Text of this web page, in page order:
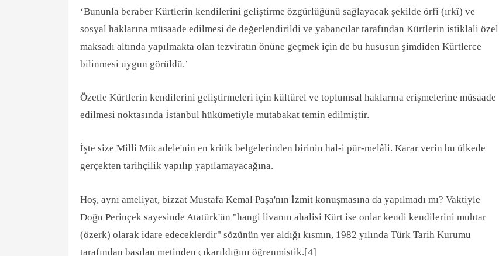
‘Bununla beraber Kürtlerin kendilerini geliştirme özgürlüğünü sağlayacak şekilde örfi (ırkî) ve
sosyal haklarına müsaade edilmesi de değerlendirildi ve yabancılar tarafından Kürtlerin istiklali özel
maksadı altında yapılmakta olan tezviratın önüne geçmek için de bu hususun şimdiden Kürtlerce
bilinmesi uygun görüldü.’
Özetle Kürtlerin kendilerini geliştirmeleri için kültürel ve toplumsal haklarına erişmelerine müsaade
edilmesi noktasında İstanbul hükümetiyle mutabakat temin edilmiştir.
İşte size Milli Mücadele'nin en kritik belgelerinden birinin hal-i pür-melâli. Karar verin bu ülkede
gerçekten tarihçilik yapılıp yapılamayacağına.
Hoş, aynı ameliyat, bizzat Mustafa Kemal Paşa'nın İzmit konuşmasına da yapılmadı mı? Vaktiyle
Doğu Perinçek sayesinde Atatürk'ün "hangi livanın ahalisi Kürt ise onlar kendi kendilerini muhtar
(özerk) olarak idare edeceklerdir" sözünün yer aldığı kısmın, 1982 yılında Türk Tarih Kurumu
tarafından basılan metinden çıkarıldığını öğrenmiştik.[4]